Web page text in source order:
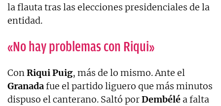
la flauta tras las elecciones presidenciales de la
entidad.
«No hay problemas con Riqui»
ConRiqui Puig, más de lo mismo. Ante el
Granadafue el partido liguero que más minutos
dispuso el canterano. Saltó porDembélé a falta